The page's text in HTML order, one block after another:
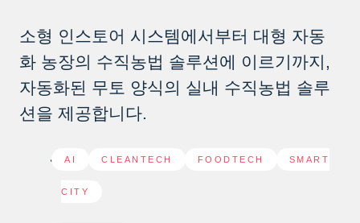
소형 인스토어 시스템에서부터 대형 자동
화 농장의 수직농법 솔루션에 이르기까지,
자동화된 무토 양식의 실내 수직농법 솔루
션을 제공합니다.
AI CLEANTECH FOODTECH SMART
CITY